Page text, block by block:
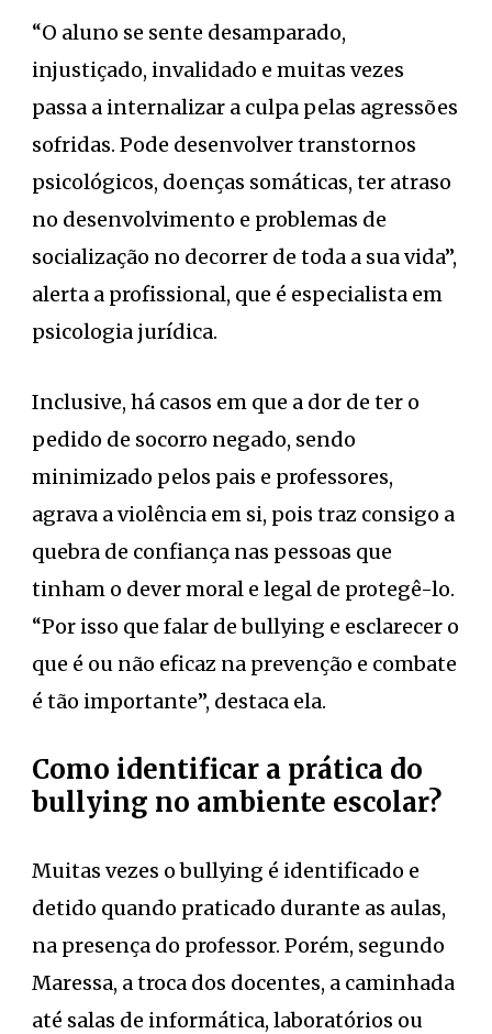
“O aluno se sente desamparado,
injustiçado, invalidado e muitas vezes
passa a internalizar a culpa pelas agressões
sofridas. Pode desenvolver transtornos
psicológicos, doenças somáticas, ter atraso
no desenvolvimento e problemas de
socialização no decorrer de toda a sua vida”,
alerta a profissional, que é especialista em
psicologia jurídica.
Inclusive, há casos em que a dor de ter o
pedido de socorro negado, sendo
minimizado pelos pais e professores,
agrava a violência em si, pois traz consigo a
quebra de confiança nas pessoas que
tinham o dever moral e legal de protegê-lo.
“Por isso que falar de bullying e esclarecer o
que é ou não eficaz na prevenção e combate
é tão importante”, destaca ela.
Como identificar a prática do
bullying no ambiente escolar?
Muitas vezes o bullying é identificado e
detido quando praticado durante as aulas,
na presença do professor. Porém, segundo
Maressa, a troca dos docentes, a caminhada
até salas de informática, laboratórios ou